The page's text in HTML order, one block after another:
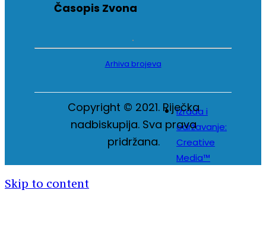
Časopis Zvona
Arhiva brojeva
Copyright © 2021. Riječka
nadbiskupija. Sva prava
pridržana.
Izrada i
održavanje:
Creative
Media™
Skip to content